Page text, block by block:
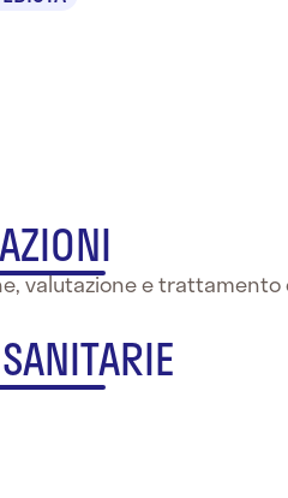
valutazione e